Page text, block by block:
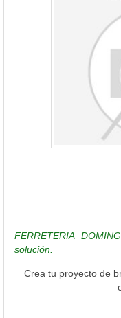
FERRETERIA
solución.
Crea tu proyecto de